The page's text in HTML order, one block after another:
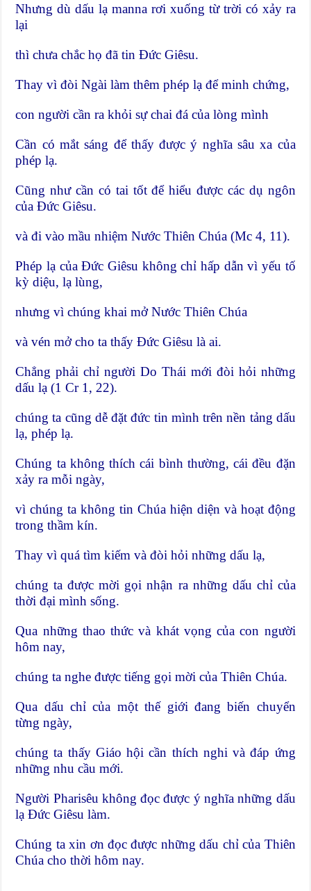
Nhưng dù dấu lạ manna rơi xuống từ trời có xảy ra
lại
thì chưa chắc họ đã tin Đức Giêsu.
Thay vì đòi Ngài làm thêm phép lạ để minh chứng,
con người cần ra khỏi sự chai đá của lòng mình
Cần có mắt sáng để thấy được ý nghĩa sâu xa của
phép lạ.
Cũng như cần có tai tốt để hiểu được các dụ ngôn
của Đức Giêsu.
và đi vào mầu nhiệm Nước Thiên Chúa (Mc 4, 11).
Phép lạ của Đức Giêsu không chỉ hấp dẫn vì yếu tố
kỳ diệu, lạ lùng,
nhưng vì chúng khai mở Nước Thiên Chúa
và vén mở cho ta thấy Đức Giêsu là ai.
Chẳng phải chỉ người Do Thái mới đòi hỏi những
dấu lạ (1 Cr 1, 22).
chúng ta cũng dễ đặt đức tin mình trên nền tảng dấu
lạ, phép lạ.
Chúng ta không thích cái bình thường, cái đều đặn
xảy ra mỗi ngày,
vì chúng ta không tin Chúa hiện diện và hoạt động
trong thầm kín.
Thay vì quá tìm kiếm và đòi hỏi những dấu lạ,
chúng ta được mời gọi nhận ra những dấu chỉ của
thời đại mình sống.
Qua những thao thức và khát vọng của con người
hôm nay,
chúng ta nghe được tiếng gọi mời của Thiên Chúa.
Qua dấu chỉ của một thế giới đang biến chuyển
từng ngày,
chúng ta thấy Giáo hội cần thích nghi và đáp ứng
những nhu cầu mới.
Người Pharisêu không đọc được ý nghĩa những dấu
lạ Đức Giêsu làm.
Chúng ta xin ơn đọc được những dấu chỉ của Thiên
Chúa cho thời hôm nay.